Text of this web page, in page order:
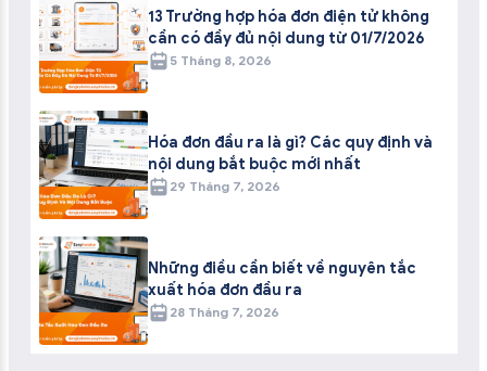
13 Trường hợp hóa đơn điện tử không
cần có đầy đủ nội dung từ 01/7/2026
5 Tháng 8, 2026
Hóa đơn đầu ra là gì? Các quy định và
nội dung bắt buộc mới nhất
29 Tháng 7, 2026
Những điều cần biết về nguyên tắc
xuất hóa đơn đầu ra
28 Tháng 7, 2026